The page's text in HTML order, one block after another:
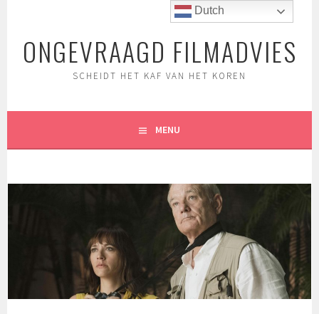
inhoudONGEVRAAGD FILMADVIES
SCHEIDT HET KAF VAN HET KOREN
MENU
Dutch